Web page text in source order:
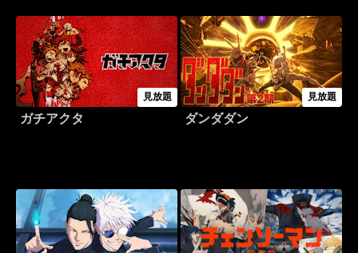
見放題
ガチアクタ
見放題
ダンダダン